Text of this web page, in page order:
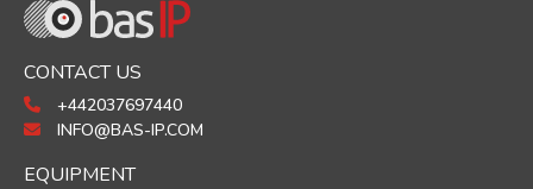
CONTACT US
+442037697440
INFO@BAS-IP.COM
EQUIPMENT